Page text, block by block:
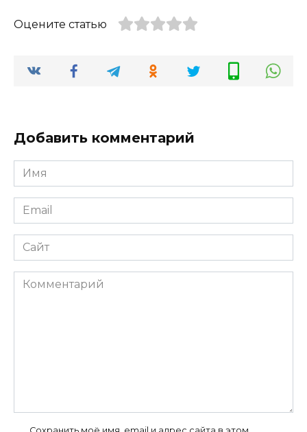
Оцените статью
Добавить комментарий
Имя
*
Email
*
Сайт
Комментарий